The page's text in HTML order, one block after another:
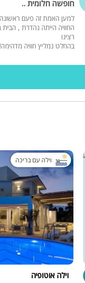
חופשה חלומית ..
למען האמת זה פעם ראשונה
החוויה הייתה נהדרת ,
רצינו
בהחלט נמליץ חוויה מדהימה!
וילה עם בריכה
וילה אוטופיה